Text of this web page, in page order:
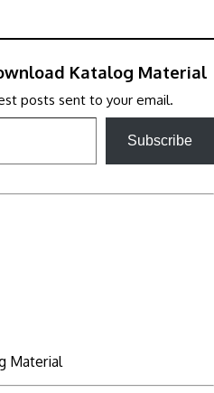
Katalog Material
posts sent to your email.
Subscribe
Material